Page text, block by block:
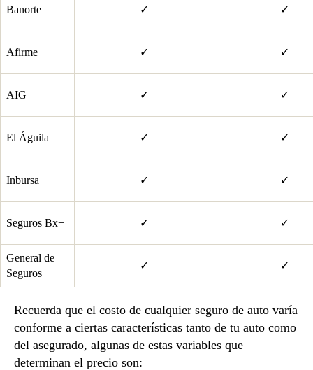
Banorte ✓ ✓
Afirme ✓ ✓
AIG ✓ ✓
El Águila ✓ ✓
Inbursa ✓ ✓
Seguros Bx+ ✓ ✓
General de
Seguros
✓ ✓
Recuerda que el costo de cualquier seguro de auto varía
conforme a ciertas características tanto de tu auto como
del asegurado, algunas de estas variables que
determinan el precio son: